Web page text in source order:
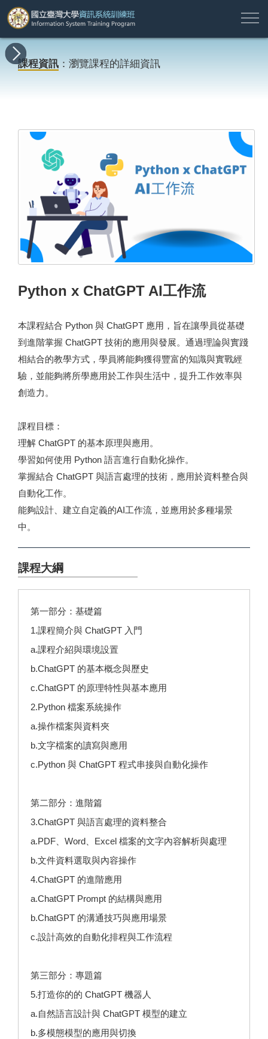
所
有
課
新
消
程
地
資
簡
業
名
名
資
於
本
願
專
註
入
課程資訊 ：瀏覽課程的詳細資訊
Python x ChatGPT AI工作流
本課程結合 Python 與 ChatGPT 應用，旨在讓學員從基礎
到進階掌握 ChatGPT 技術的應用與發展。通過理論與實踐
相結合的教學方式，學員將能夠獲得豐富的知識與實戰經
驗，並能夠將所學應用於工作與生活中，提升工作效率與
創造力。
課程目標：
理解 ChatGPT 的基本原理與應用。
學習如何使用 Python 語言進行自動化操作。
掌握結合 ChatGPT 與語言處理的技術，應用於資料整合與
自動化工作。
能夠設計、建立自定義的AI工作流，並應用於多種場景
中。
課程大綱
第一部分：基礎篇
1.課程簡介與 ChatGPT 入門
a.課程介紹與環境設置
b.ChatGPT 的基本概念與歷史
c.ChatGPT 的原理特性與基本應用
2.Python 檔案系統操作
a.操作檔案與資料夾
b.文字檔案的讀寫與應用
c.Python 與 ChatGPT 程式串接與自動化操作
第二部分：進階篇
3.ChatGPT 與語言處理的資料整合
a.PDF、Word、Excel 檔案的文字內容解析與處理
b.文件資料選取與內容操作
4.ChatGPT 的進階應用
a.ChatGPT Prompt 的結構與應用
b.ChatGPT 的溝通技巧與應用場景
c.設計高效的自動化排程與工作流程
第三部分：專題篇
5.打造你的的 ChatGPT 機器人
a.自然語言設計與 ChatGPT 模型的建立
b.多模態模型的應用與切換